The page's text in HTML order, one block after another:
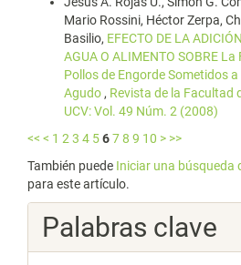
Mario Rossini, Héctor Zerpa,
Basilio, EFECTO DE LA
AGUA O ALIMENTO SOBRE
Pollos de Engorde Sometidos
Agudo , Revista de la Facultad
UCV: Vol. 49 Núm. 2 (2008)
<< < 1 2 3 4 5678 9 10 > >>
También puede Iniciar una búsqueda
para este artículo.
Palabras clave